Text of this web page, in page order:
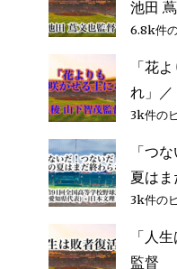
勉
強
張
り
い」
／
東
野
ー
シ
ョ
ン
池田
6.8k件
「花
れ」
3k件の
「つ
夏はま
3k件の
「人
監督